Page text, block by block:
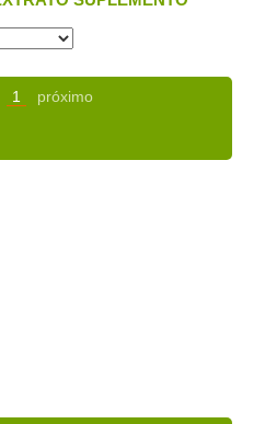
1 próximo